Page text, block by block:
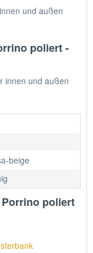
und außen
poliert -
innen und außen
beige
poliert